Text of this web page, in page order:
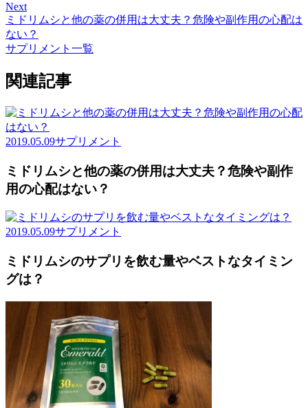
Next
ミドリムシと他の薬の併用は大丈夫？危険や副作用の心配は
ない？
サプリメント一覧
関連記事
2019.05.09サプリメント
ミドリムシと他の薬の併用は大丈夫？危険や副作
用の心配はない？
2019.05.09サプリメント
ミドリムシのサプリを飲む量やベストなタイミン
グは？